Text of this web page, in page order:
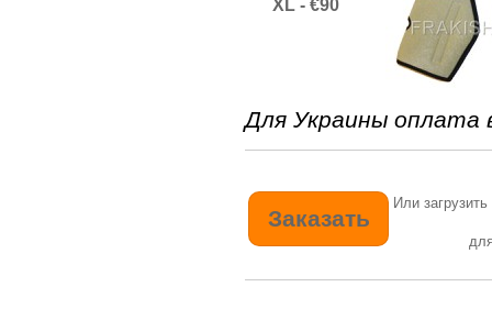
XL - €90
Для Украины оплата
Или